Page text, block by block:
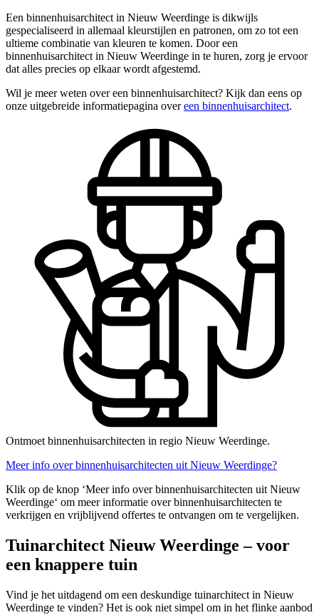
Een binnenhuisarchitect in Nieuw Weerdinge is dikwijls
gespecialiseerd in allemaal kleurstijlen en patronen, om zo tot een
ultieme combinatie van kleuren te komen. Door een
binnenhuisarchitect in Nieuw Weerdinge in te huren, zorg je ervoor
dat alles precies op elkaar wordt afgestemd.
Wil je meer weten over een binnenhuisarchitect? Kijk dan eens op
onze uitgebreide informatiepagina overeen binnenhuisarchitect.
Ontmoet binnenhuisarchitecten in regio Nieuw Weerdinge.
Meer info over binnenhuisarchitecten uit Nieuw Weerdinge?
Klik op de knop ‘Meer info over binnenhuisarchitecten uit Nieuw
Weerdinge‘ om meer informatie over binnenhuisarchitecten te
verkrijgen en vrijblijvend offertes te ontvangen om te vergelijken.
Tuinarchitect Nieuw Weerdinge – voor
een knappere tuin
Vind je het uitdagend om een deskundige tuinarchitect in Nieuw
Weerdinge te vinden? Het is ook niet simpel om in het flinke aanbod